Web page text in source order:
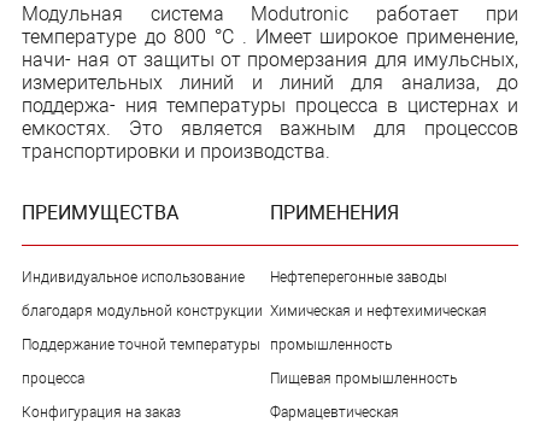
Модульная система Modutronic работает при
температуре до 800 °C . Имеет широкое применение,
начи- ная от защиты от промерзания для имульсных,
измерительных линий и линий для анализа, до
поддержа- ния температуры процесса в цистернах и
емкостях. Это является важным для процессов
транспортировки и производства.
ПРЕИМУЩЕСТВА
Индивидуальное использование
благодаря модульной конструкции
Поддержание точной температуры
процесса
Конфигурация на заказ
ПРИМЕНЕНИЯ
Нефтеперегонные заводы
Химическая и нефтехимическая
промышленность
Пищевая промышленность
Фармацевтическая